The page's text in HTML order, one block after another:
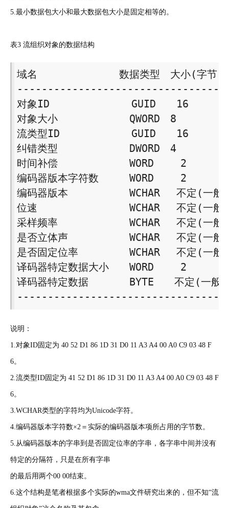
5.最小数据包大小和最大数据包大小是固定相等的。
表3 流组织对象的数据结构
域名　　　　　　　　数据类型　大小(字节)
对象ID　　　　　　　　GUID　　16
对象大小　　　　　　　QWORD　8
流类型ID　　　　　　　GUID　　16
纠错类型　　　　　　　DWORD　4
时间补偿　　　　　　　WORD　　 2
编码器版本字符数　　　WORD　　 2
编码器版本　　　　　　WCHAR　 不定(一
位速　　　　　　　　　WCHAR 　不定(一
采样频率　　　　　　　WCHAR 　不定(一
是否立体声　　　　　　WCHAR 　不定(一
是否固定位率　　　　　WCHAR　 不定(一
译码器特定数据大小　　WORD　　 2
译码器特定数据　　　　BYTE　　不定(一
说明：
1.对象ID固定为 40 52 D1 86 1D 31 D0 11 A3 A4 00 A0 C9 03 48 F
6。
2.流类型ID固定为 41 52 D1 86 1D 31 D0 11 A3 A4 00 A0 C9 03 48 F
6。
3.WCHAR类型的字符均为Unicode字符。
4.编码器版本字符数×2＝实际的编码器版本项所占用的字节数。
5.从编码器版本的字串到是否固定位率的字串，各字串中间并没有
特定的分隔符，只是在所有字串
的最后用两个00 00结束。
6.这个结构是笔者根据多个实际的wma文件研究出来的，但不知“流